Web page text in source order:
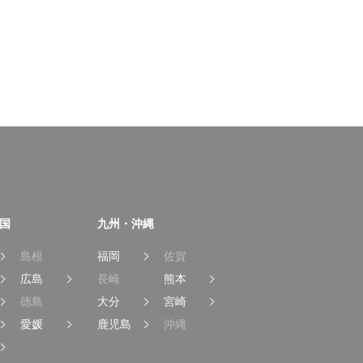
島根
広島
徳島
愛媛
九州・沖縄
福岡
佐賀
長崎
熊本
大分
宮崎
鹿児島
沖縄